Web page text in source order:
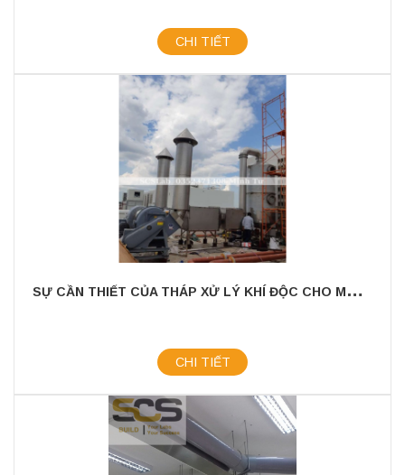
CHI TIẾT
S
Ự CẦN THIẾT CỦA THÁP XỬ LÝ KHÍ ĐỘC CHO MÔI TRƯỜNG
CHI TIẾT